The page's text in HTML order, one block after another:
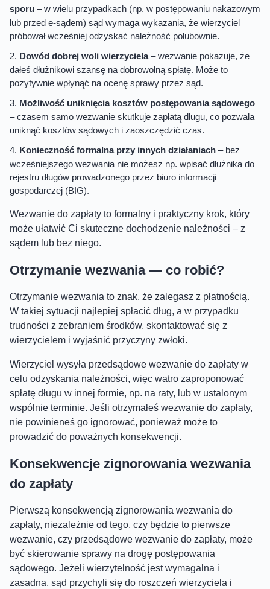
sporu – w wielu przypadkach (np. w postępowaniu nakazowym
lub przed e-sądem) sąd wymaga wykazania, że wierzyciel
próbował wcześniej odzyskać należność polubownie.
Dowód dobrej woli wierzyciela– wezwanie pokazuje, że
dałeś dłużnikowi szansę na dobrowolną spłatę. Może to
pozytywnie wpłynąć na ocenę sprawy przez sąd.
Możliwość uniknięcia kosztów postępowania sądowego
– czasem samo wezwanie skutkuje zapłatą długu, co pozwala
uniknąć kosztów sądowych i zaoszczędzić czas.
Konieczność formalna przy innych działaniach – bez
wcześniejszego wezwania nie możesz np. wpisać dłużnika do
rejestru długów prowadzonego przez biuro informacji
gospodarczej (BIG).
Wezwanie do zapłaty to formalny i praktyczny krok, który
może ułatwić Ci skuteczne dochodzenie należności – z
sądem lub bez niego.
Otrzymanie wezwania — co robić?
Otrzymanie wezwania to znak, że zalegasz z płatnością.
W takiej sytuacji najlepiej spłacić dług, a w przypadku
trudności z zebraniem środków, skontaktować się z
wierzycielem i wyjaśnić przyczyny zwłoki.
Wierzyciel wysyła przedsądowe wezwanie do zapłaty w
celu odzyskania należności, więc watro zaproponować
spłatę długu w innej formie, np. na raty, lub w ustalonym
wspólnie terminie. Jeśli otrzymałeś wezwanie do zapłaty,
nie powinieneś go ignorować, ponieważ może to
prowadzić do poważnych konsekwencji.
Konsekwencje zignorowania wezwania
do zapłaty
Pierwszą konsekwencją zignorowania wezwania do
zapłaty, niezależnie od tego, czy będzie to pierwsze
wezwanie, czy przedsądowe wezwanie do zapłaty, może
być skierowanie sprawy na drogę postępowania
sądowego. Jeżeli wierzytelność jest wymagalna i
zasadna, sąd przychyli się do roszczeń wierzyciela i